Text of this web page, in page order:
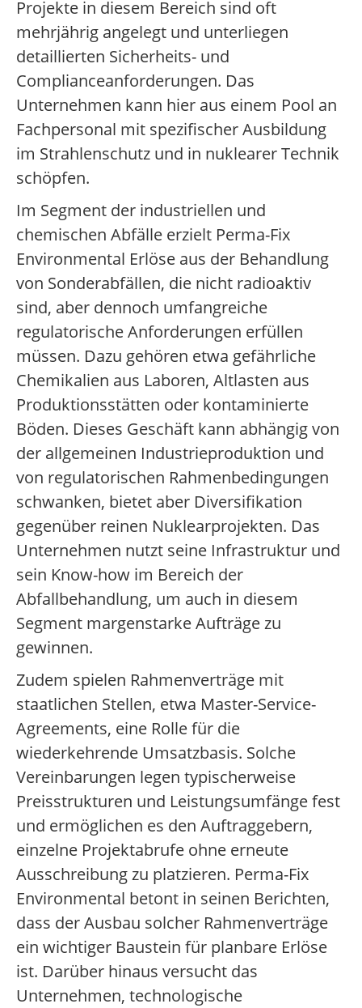
Projekte in diesem Bereich sind oft
mehrjährig angelegt und unterliegen
detaillierten Sicherheits- und
Complianceanforderungen. Das
Unternehmen kann hier aus einem Pool an
Fachpersonal mit spezifischer Ausbildung
im Strahlenschutz und in nuklearer Technik
schöpfen.
Im Segment der industriellen und
chemischen Abfälle erzielt Perma-Fix
Environmental Erlöse aus der Behandlung
von Sonderabfällen, die nicht radioaktiv
sind, aber dennoch umfangreiche
regulatorische Anforderungen erfüllen
müssen. Dazu gehören etwa gefährliche
Chemikalien aus Laboren, Altlasten aus
Produktionsstätten oder kontaminierte
Böden. Dieses Geschäft kann abhängig von
der allgemeinen Industrieproduktion und
von regulatorischen Rahmenbedingungen
schwanken, bietet aber Diversifikation
gegenüber reinen Nuklearprojekten. Das
Unternehmen nutzt seine Infrastruktur und
sein Know-how im Bereich der
Abfallbehandlung, um auch in diesem
Segment margenstarke Aufträge zu
gewinnen.
Zudem spielen Rahmenverträge mit
staatlichen Stellen, etwa Master-Service-
Agreements, eine Rolle für die
wiederkehrende Umsatzbasis. Solche
Vereinbarungen legen typischerweise
Preisstrukturen und Leistungsumfänge fest
und ermöglichen es den Auftraggebern,
einzelne Projektabrufe ohne erneute
Ausschreibung zu platzieren. Perma-Fix
Environmental betont in seinen Berichten,
dass der Ausbau solcher Rahmenverträge
ein wichtiger Baustein für planbare Erlöse
ist. Darüber hinaus versucht das
Unternehmen, technologische